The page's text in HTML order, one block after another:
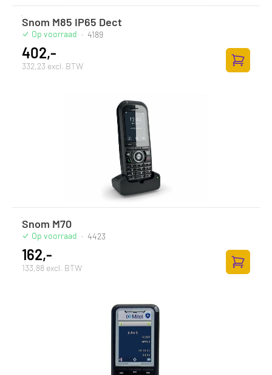
Snom M85 IP65 Dect
Op voorraad · 4189
402,-
332,23 excl. BTW
Snom M70
Op voorraad · 4423
162,-
133,88 excl. BTW